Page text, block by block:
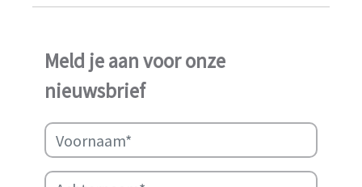
ondersteunen.
Meld je aan voor onze
nieuwsbrief